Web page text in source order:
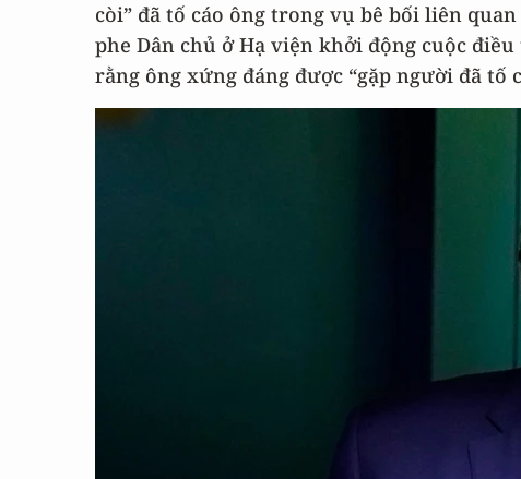
còi” đã tố cáo ông trong vụ bê bối liên
phe Dân chủ ở Hạ viện khởi động cuộc
rằng ông xứng đáng được “gặp người đã tố